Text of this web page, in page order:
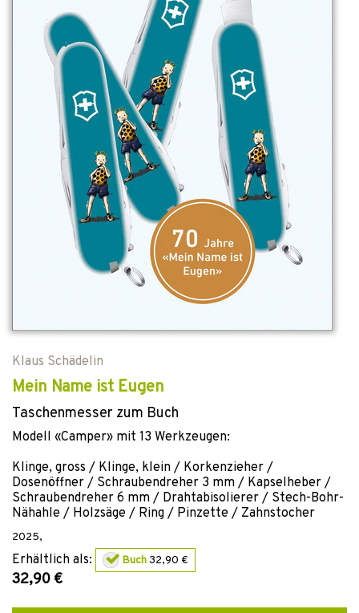
Klaus Schädelin
Mein Name ist Eugen
Taschenmesser zum Buch
Modell «Camper» mit 13 Werkzeugen:
Klinge, gross / Klinge, klein / Korkenzieher /
Dosenöffner / Schraubendreher 3 mm / Kapselheber /
Schraubendreher 6 mm / Drahtabisolierer / Stech-Bohr-
Nähahle / Holzsäge / Ring / Pinzette / Zahnstocher
2025,
Erhältlich als: Buch32,90 €
32,90 €